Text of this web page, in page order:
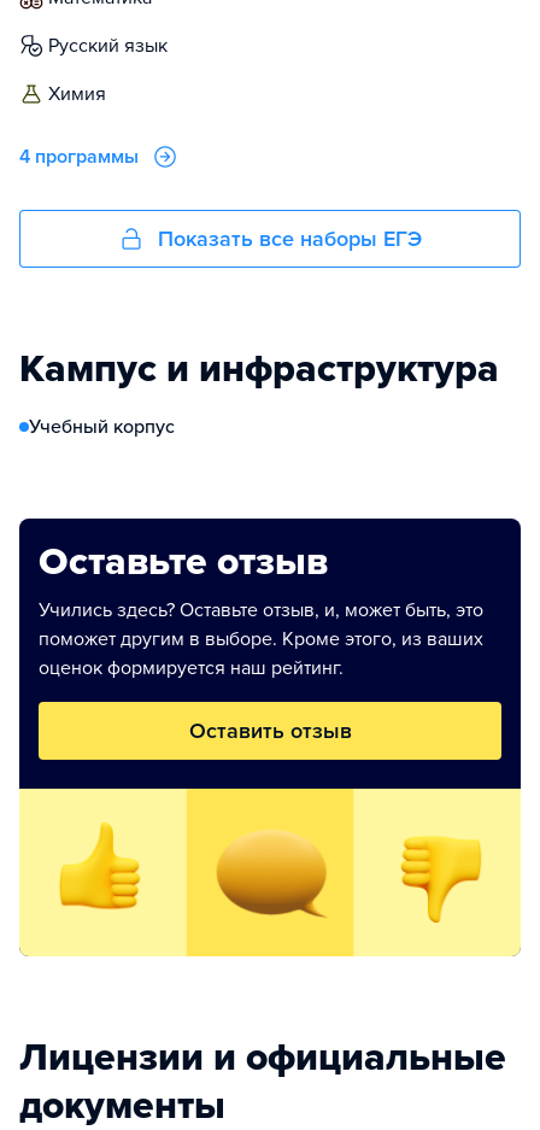
русский язык
химия
4 программы
Показать все наборы ЕГЭ
Кампус и инфраструктура
Учебный корпус
Оставьте отзыв
Учились здесь? Оставьте отзыв, и, может быть, это
поможет другим в выборе. Кроме этого, из ваших
оценок формируется наш рейтинг.
Оставить отзыв
Лицензии и официальные
документы